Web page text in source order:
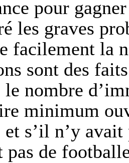
pour
les graves
facilement la
sont des
le nombre
minimum
s’il n’y
pas de